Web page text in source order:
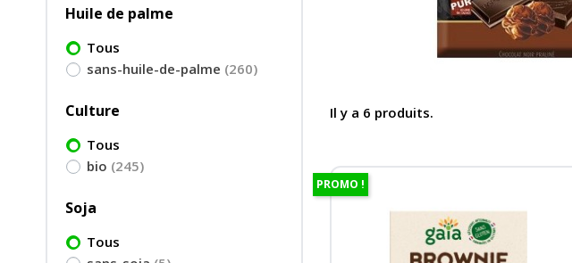
Huile de palme
Tous
sans-huile-de-palme (260)
Culture
Tous
bio (245)
Soja
Tous
Il y a 6 produits.
PROMO !